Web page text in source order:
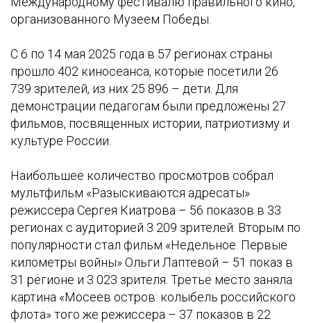
организованного Музеем Победы.
С 6 по 14 мая 2025 года в 57 регионах страны
прошло 402 киносеанса, которые посетили 26
739 зрителей, из них 25 896 – дети. Для
демонстрации педагогам были предложены 27
фильмов, посвященных истории, патриотизму и
культуре России.
Наибольшее количество просмотров собрал
мультфильм «Разыскиваются адресаты»
режиссера Сергея Киатрова – 56 показов в 33
регионах с аудиторией 3 209 зрителей. Вторым по
популярности стал фильм «Недельное. Первые
километры войны» Ольги Лаптевой – 51 показ в
31 регионе и 3 023 зрителя. Третье место заняла
картина «Мосеев остров: колыбель российского
флота» того же режиссера – 37 показов в 22